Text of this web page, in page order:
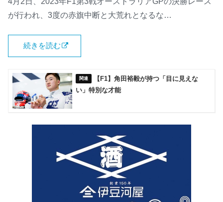
が行われ、3度の赤旗中断と大荒れとなるな…
続きを読む
【F1】角田裕毅が持つ「目に見えな
い」特別な才能